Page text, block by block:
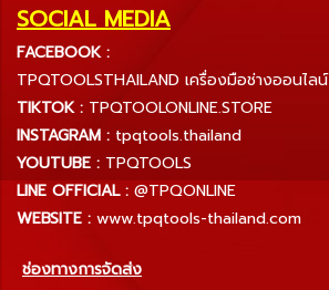
SOCIAL MEDIA
FACEBOOK :
TPQTOOLSTHAILAND เครื่องมือช่างออนไลน์
TIKTOK : TPQTOOLONLINE.STORE
INSTAGRAM : tpqtools.thailand
YOUTUBE : TPQTOOLS
LINE OFFICIAL : @TPQONLINE
WEBSITE : www.tpqtools-thailand.com
ช่องทางการจัดส่ง